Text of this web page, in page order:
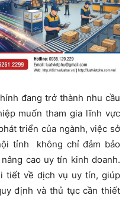
đang trở thành nhu cầu
muốn tham gia lĩnh vực
triển của ngành, việc sở
tỉnh không chỉ đảm bảo
cao uy tín kinh doanh.
tiết về dịch vụ uy tín, giúp
định và thủ tục cần thiết